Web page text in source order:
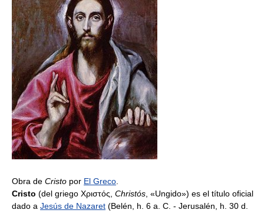
Obra de Cristo por El Greco
Cristo (del griego Χριστός, Christós , «Ungido») es el título oficial
dado a Jesús de Nazaret (Belén, h. 6 a. C. - Jerusalén, h. 30 d.